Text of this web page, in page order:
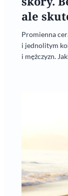
ale
Promienna
i jednolitym
i mężczyzn.